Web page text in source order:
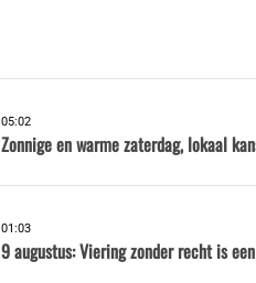
05:02
Zonnige en warme zaterdag, lokaal
01:03
9 augustus: Viering zonder recht is